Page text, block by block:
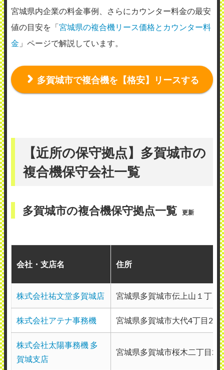
宮城県内企業の料金事例、さらにカウンター料金の最安
値の目安を「宮城県の複合機リース価格とカウンター料
金 」ページで解説しています。
多賀城市で複合機を【格安】リースする
【近所の保守拠点】多賀城市の
複合機保守会社一覧
多賀城市の複合機保守拠点一覧 更新
会社・支店名 住所
株式会社祐文堂多賀城店 宮城県多賀城市伝上山１丁目
株式会社アテナ事務機 宮城県多賀城市大代4丁目2
株式会社太陽事務機 多
賀城支店
宮城県多賀城市桜木二丁目2